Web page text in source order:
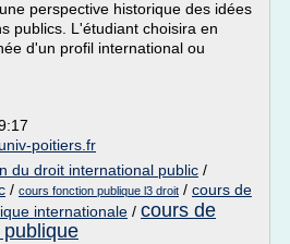
perspective historique des idées
publics. L'étudiant choisira en
d'un profil international ou
poitiers.fr
du droit international public /
/ cours fonction publique l3 droit / cours de
internationale / cours de